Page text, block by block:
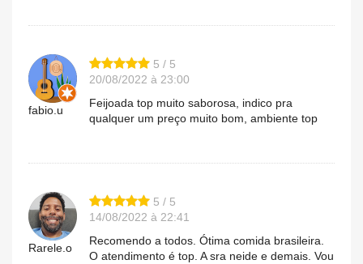
fabio.u
5 / 5
20/08/2022 à 23:00
Feijoada top muito saborosa, indico pra
qualquer um preço muito bom, ambiente top
Rarele.o
5 / 5
14/08/2022 à 22:41
Recomendo a todos. Ótima comida brasileira.
O atendimento é top. A sra neide e demais. Vou